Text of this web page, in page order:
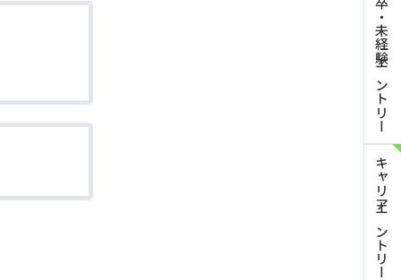
新卒・未経験
エントリー
キャリア
エントリー